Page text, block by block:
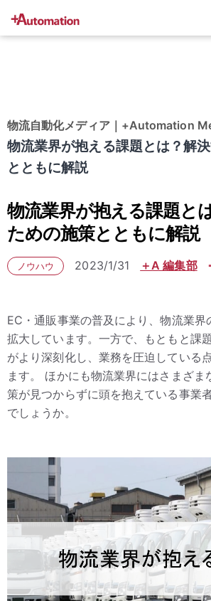
物流自動化メディア｜+Automation
物流業界が抱える課題とは？解
とともに解説
物流業界が抱える課題と
ための施策とともに解説
ノウハウ 2023/1/31 ＋A 編集部
EC・通販事業の普及により、物流業界
拡大しています。一方で、もともと課
がより深刻化し、業務を圧迫している
ます。 ほかにも物流業界にはさまざま
策が見つからずに頭を抱えている事業
でしょうか。